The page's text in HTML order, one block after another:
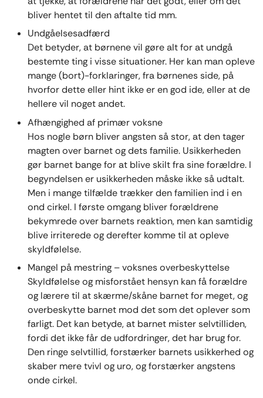
bliver hentet til den aftalte tid mm.
Undgåelsesadfærd
Det betyder, at børnene vil gøre alt for at undgå
bestemte ting i visse situationer. Her kan man opleve
mange (bort)-forklaringer, fra børnenes side, på
hvorfor dette eller hint ikke er en god ide, eller at de
hellere vil noget andet.
Afhængighed af primær voksne
Hos nogle børn bliver angsten så stor, at den tager
magten over barnet og dets familie. Usikkerheden
gør barnet bange for at blive skilt fra sine forældre. I
begyndelsen er usikkerheden måske ikke så udtalt.
Men i mange tilfælde trækker den familien ind i en
ond cirkel. I første omgang bliver forældrene
bekymrede over barnets reaktion, men kan samtidig
blive irriterede og derefter komme til at opleve
skyldfølelse.
Mangel på mestring – voksnes overbeskyttelse
Skyldfølelse og misforstået hensyn kan få forældre
og lærere til at skærme/skåne barnet for meget, og
overbeskytte barnet mod det som det oplever som
farligt. Det kan betyde, at barnet mister selvtilliden,
fordi det ikke får de udfordringer, det har brug for.
Den ringe selvtillid, forstærker barnets usikkerhed og
skaber mere tvivl og uro, og forstærker angstens
onde cirkel.